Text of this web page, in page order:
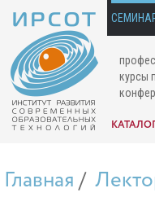
курсы
Главная